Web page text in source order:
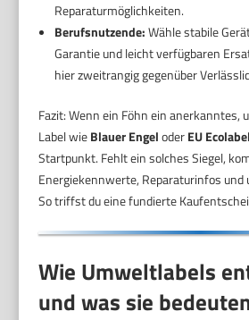
Reparaturmöglichkeiten.
Berufsnutzende:Wähle stabile
Garantie und leicht verfügbaren
hier zweitrangig gegenüber
Fazit: Wenn ein Föhn ein anerkanntes,
Label wieBlauer EngeloderEU Ecolabel
Startpunkt. Fehlt ein solches Siegel,
Energiekennwerte, Reparaturinfos und
So triffst du eine fundierte
Wie Umweltlabels
und was sie